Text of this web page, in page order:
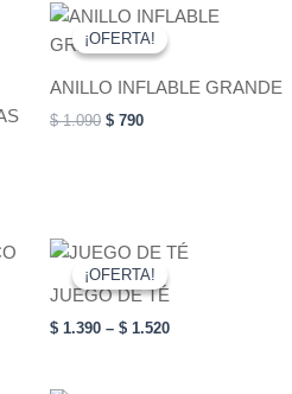
¡OFERTA!
¡OFERTA!
ANILLO INFLABLE GRANDE
$1.090
Original
price
was:
$ 790
Current
price
is:
This
product
variants.
be
chosen
on
the
page
¡OFERTA!
¡OFERTA!
JUEGO DE TÉ
$ 1.390 – $ 1.520
Price
$ 1.520
This
product
multiple